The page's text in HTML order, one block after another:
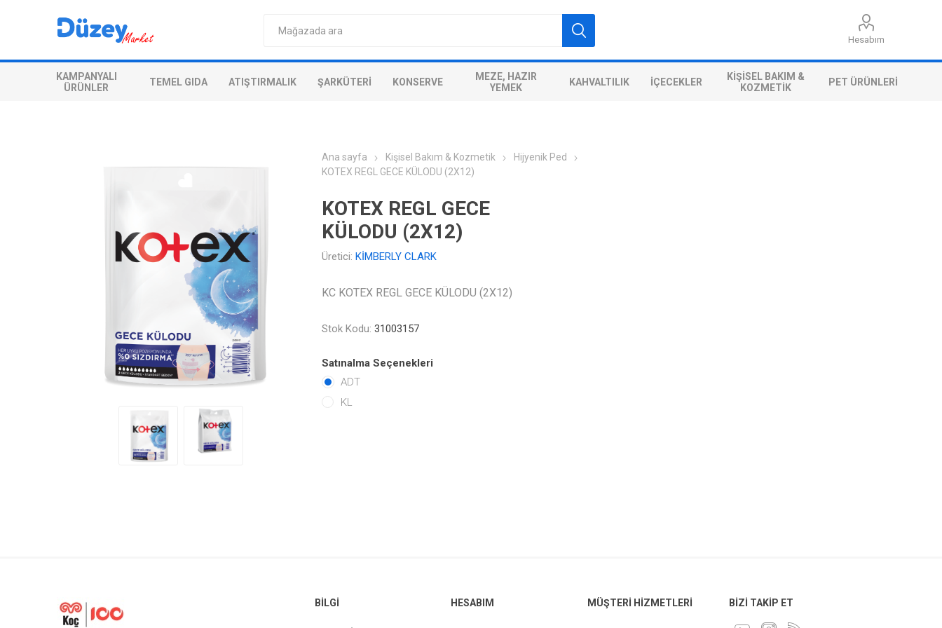
Hesabım
KAMPANYALI
ÜRÜNLER
TEMEL GIDA ATIŞTIRMALIK ŞARKÜTERI KONSERVE
MEZE, HAZIR
YEMEK
KAHVALTILIK İÇECEKLER
KIŞISEL BAKIM &
KOZMETIK
PET ÜRÜNLERI
Ana sayfa Kişisel Bakım & Kozmetik
Hijyenik Ped
KOTEX REGL GECE KÜLODU (2X12)
KOTEX REGL GECE
KÜLODU (2X12)
Üretici: KİMBERLY CLARK
KC KOTEX REGL GECE KÜLODU (2X12)
Stok Kodu: 31003157
Satınalma Seçenekleri
ADT
KL
BILGI HESABIM MÜŞTERI HIZMETLERI BIZI TAKIP ET